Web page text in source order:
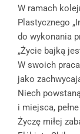
W ramach
Plastycznego
do wykonania
„Życie bajką
W swoich
jako
Niech
i miejsca,
Życzę miłej